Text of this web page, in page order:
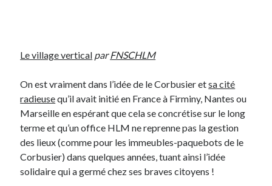
Mini-monsieur
Parole de Follower
Patchwork
Photos
Post inutile
Proust
Sons
Sorties cuculturelles
Le village vertical parFNSCHLM
On est vraiment dans l’idée de le Corbusier etsa cité
radieusequ’il avait initié en France à Firminy, Nantes ou
Marseille en espérant que cela se concrétise sur le long
terme et qu’un office HLM ne reprenne pas la gestion
des lieux (comme pour les immeubles-paquebots de le
Corbusier) dans quelques années, tuant ainsi l’idée
solidaire qui a germé chez ses braves citoyens !